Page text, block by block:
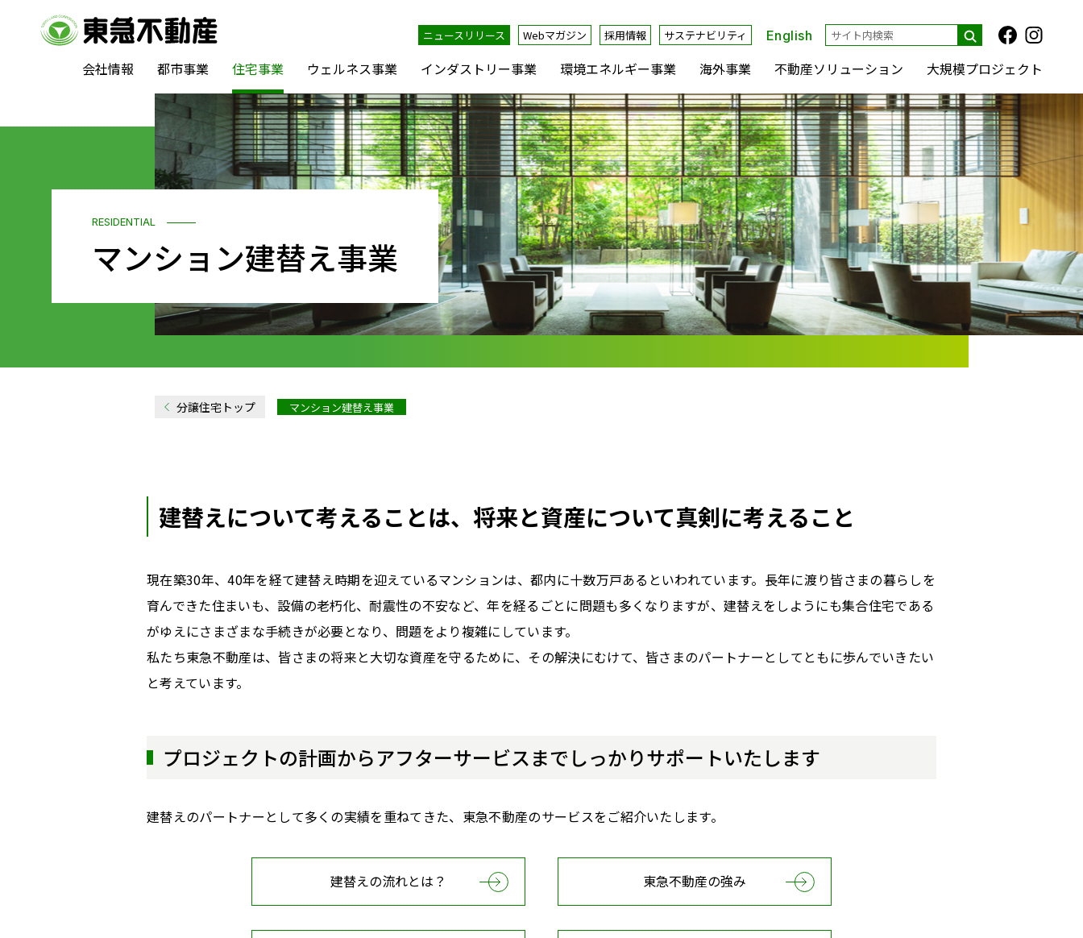
ニュースリリース Webマガジン 採用情報 サステナビリティ English
会社情報 都市事業 住宅事業 ウェルネス事業 インダストリー事業 環境エネルギー事業 海外事業 不動産ソリューション 大規模プロジェクト
RESIDENTIAL
マンション建替え事業
分譲住宅トップ マンション建替え事業
建替えについて考えることは、将来と資産について真剣に考えること
現在築30年、40年を経て建替え時期を迎えているマンションは、都内に十数万戸あるといわれています。長年に渡り皆さまの暮らしを
育んできた住まいも、設備の老朽化、耐震性の不安など、年を経るごとに問題も多くなりますが、建替えをしようにも集合住宅である
がゆえにさまざまな手続きが必要となり、問題をより複雑にしています。
私たち東急不動産は、皆さまの将来と大切な資産を守るために、その解決にむけて、皆さまのパートナーとしてともに歩んでいきたい
と考えています。
プロジェクトの計画からアフターサービスまでしっかりサポートいたします
建替えのパートナーとして多くの実績を重ねてきた、東急不動産のサービスをご紹介いたします。
建替えの流れとは？ 東急不動産の強み